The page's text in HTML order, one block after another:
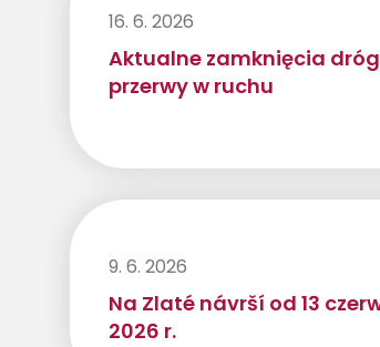
16. 6. 2026
Aktualne zamknięcia
przerwy w ruchu
9. 6. 2026
Na Zlaté návrší od 13
2026 r.